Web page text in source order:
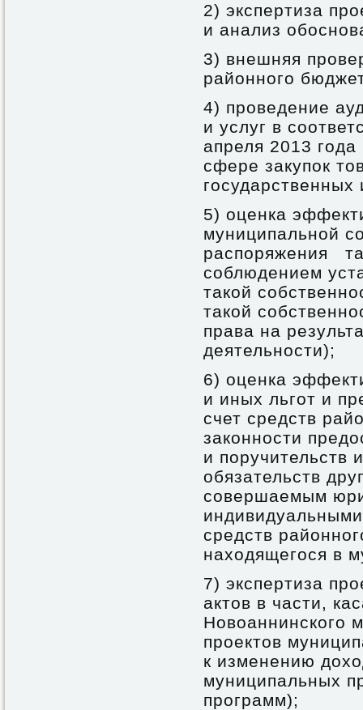
2) экспертиза
и анализ
3) внешняя
районного
4) проведение
и услуг в
апреля 2013
сфере закупок
5) оценка
муниципальной
распоряжения
соблюдением
такой
такой
права на
деятельности);
6) оценка
и иных льгот и
счет средств
законности
и поручительств
обязательств
совершаемым
средств
находящегося в
7) экспертиза
актов в части,
Новоаннинского
проектов
к изменению
муниципальных
программ);